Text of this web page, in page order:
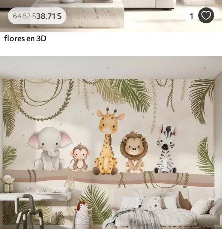
64.52S38 .71 S 1
flores en 3D